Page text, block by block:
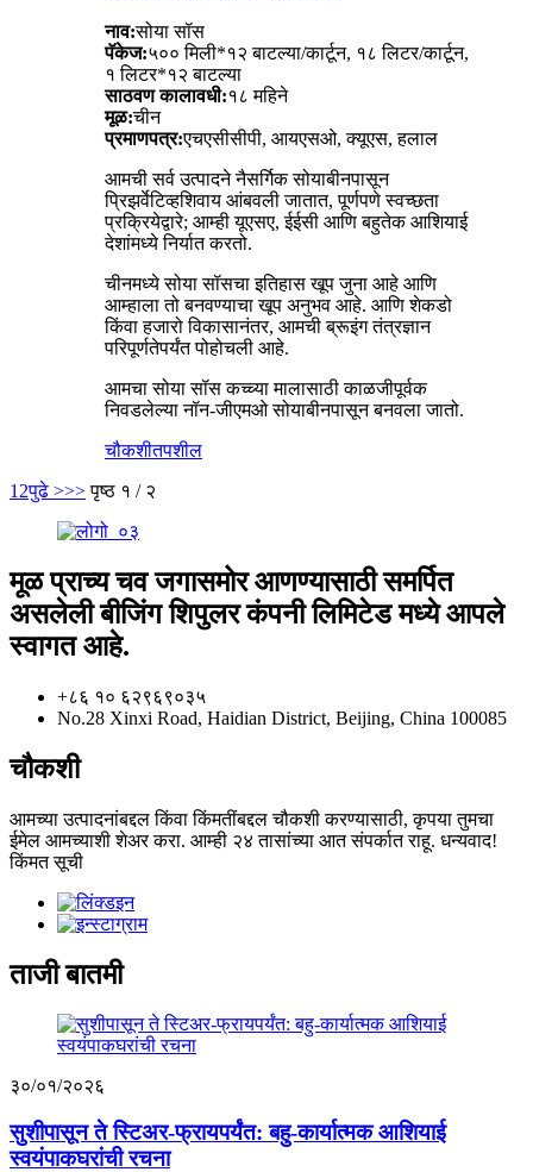
नाव:सोया सॉस
पॅकेज:५०० मिली*१२ बाटल्या/कार्टून, १८ लिटर/कार्टून,
१ लिटर*१२ बाटल्या
साठवण कालावधी:१८ महिने
मूळ:चीन
प्रमाणपत्र:एचएसीसीपी, आयएसओ, क्यूएस, हलाल
आमची सर्व उत्पादने नैसर्गिक सोयाबीनपासून
प्रिझर्वेटिव्हशिवाय आंबवली जातात, पूर्णपणे स्वच्छता
प्रक्रियेद्वारे; आम्ही यूएसए, ईईसी आणि बहुतेक आशियाई
देशांमध्ये निर्यात करतो.
चीनमध्ये सोया सॉसचा इतिहास खूप जुना आहे आणि
आम्हाला तो बनवण्याचा खूप अनुभव आहे. आणि शेकडो
किंवा हजारो विकासानंतर, आमची ब्रूइंग तंत्रज्ञान
परिपूर्णतेपर्यंत पोहोचली आहे.
आमचा सोया सॉस कच्च्या मालासाठी काळजीपूर्वक
निवडलेल्या नॉन-जीएमओ सोयाबीनपासून बनवला जातो.
चौकशीतपशील
1 2पुढे >>> पृष्ठ १ / २
मूळ प्राच्य चव जगासमोर आणण्यासाठी समर्पित
असलेली बीजिंग शिपुलर कंपनी लिमिटेड मध्ये आपले
स्वागत आहे.
+८६ १० ६२९६९०३५
No.28 Xinxi Road, Haidian District, Beijing, China 100085
चौकशी
आमच्या उत्पादनांबद्दल किंवा किंमतींबद्दल चौकशी करण्यासाठी, कृपया तुमचा
ईमेल आमच्याशी शेअर करा. आम्ही २४ तासांच्या आत संपर्कात राहू. धन्यवाद!
किंमत सूची
ताजी बातमी
३०/०१/२०२६
सुशीपासून ते स्टिअर-फ्रायपर्यंत: बहु-कार्यात्मक आशियाई
स्वयंपाकघरांची रचना